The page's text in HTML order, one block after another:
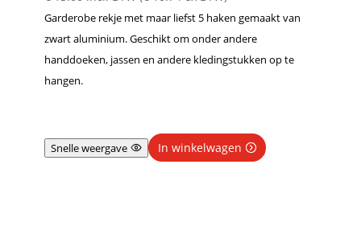
Garderobe rekje met maar liefst 5 haken gemaakt van
zwart aluminium. Geschikt om onder andere
handdoeken, jassen en andere kledingstukken op te
hangen.
Snelle weergave In winkelwagen